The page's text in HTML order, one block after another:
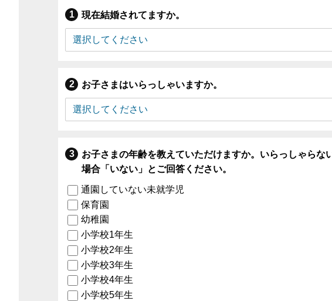
現在結婚されてますか。
お子さまはいらっしゃいますか。
お子さまの年齢を教えていただけますか。いらっしゃらな
場合「いない」とご回答ください。
通園していない未就学児
保育園
幼稚園
小学校1年生
小学校2年生
小学校3年生
小学校4年生
小学校5年生